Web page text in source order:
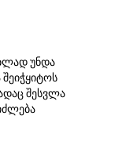
უნდა
შესვლა